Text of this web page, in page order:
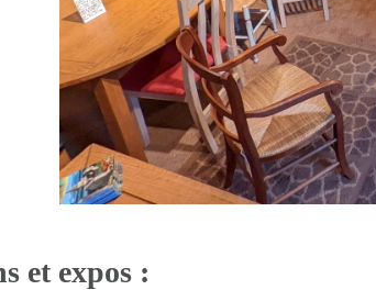
et expos :